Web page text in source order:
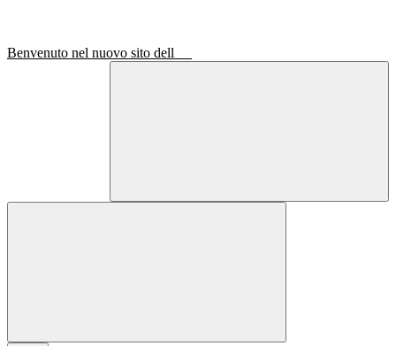
Benvenuto nel nuovo sito dell